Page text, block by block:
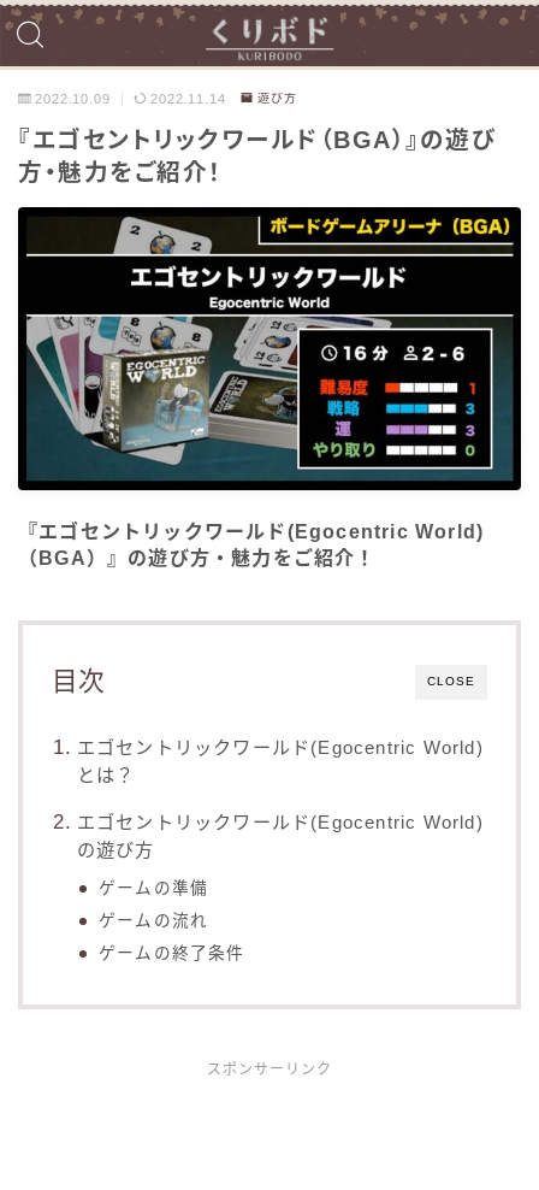
2022.10.09 2022.11.14 遊び方
『エゴセントリックワールド（BGA）』の遊び
方・魅力をご紹介！
『エゴセントリックワールド(Egocentric World)
（BGA）』の遊び方・魅力をご紹介！
CLOSE
目次
エゴセントリックワールド(Egocentric World)
とは？
エゴセントリックワールド(Egocentric World)
の遊び方
ゲームの準備
ゲームの流れ
ゲームの終了条件
スポンサーリンク